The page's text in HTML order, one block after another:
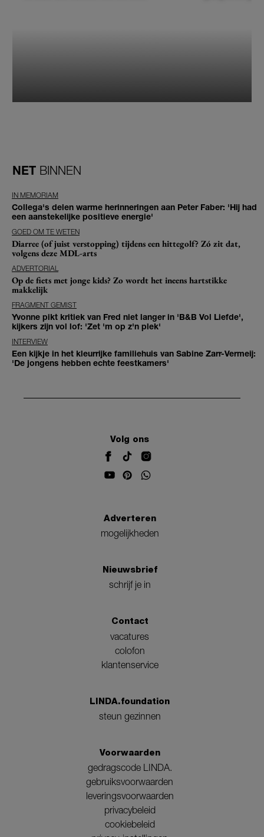
NET BINNEN
IN MEMORIAM
Collega's delen warme herinneringen aan Peter Faber: 'Hij had
een aanstekelijke positieve energie'
GOED OM TE WETEN
Diarree (of juist verstopping) tijdens een hittegolf? Zó zit dat,
volgens deze MDL-arts
ADVERTORIAL
Op de fiets met jonge kids? Zo wordt het ineens hartstikke
makkelijk
FRAGMENT GEMIST
Yvonne pikt kritiek van Fred niet langer in 'B&B Vol Liefde',
kijkers zijn vol lof: 'Zet 'm op z'n plek'
INTERVIEW
Een kijkje in het kleurrijke familiehuis van Sabine Zarr-Vermeij:
'De jongens hebben echte feestkamers'
Volg ons
Adverteren
mogelijkheden
Nieuwsbrief
schrijf je in
Contact
vacatures
colofon
klantenservice
LINDA.foundation
steun gezinnen
Voorwaarden
gedragscode LINDA.
gebruiksvoorwaarden
leveringsvoorwaarden
privacybeleid
cookiebeleid